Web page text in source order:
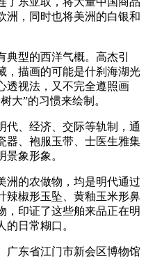
洲，同时也将美洲的白银和
型的西洋气概。高杰引
，描画的可能是什刹海湖光
透视法，又不完全遵照画
大”的习惯来绘制。
、经济、交际等轨制，通
器、袍服玉带、士医生雅集
象形象。
的农做物，均是明代通过
辣椒形玉坠、黄釉玉米形鼻
，印证了这些舶来品正在明
日常糊口。
东省江门市新会区博物馆